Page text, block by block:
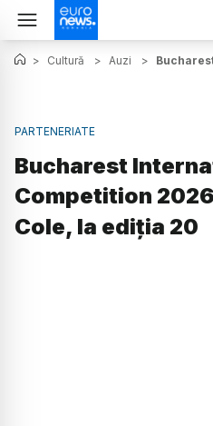
> Cultură > Auzi >
PARTENERIATE
Bucharest
Competition
Cole, la ediția 20